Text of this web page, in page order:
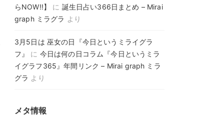
らNOW!!】
に 誕生日占い366日まとめ – Mirai
graph ミラグラ より
3月5日は 巫女の日『今日というミライグラ
フ』
に 今日は何の日コラム『今日というミラ
イグラフ365』年間リンク – Mirai graph ミラ
グラ より
メタ情報